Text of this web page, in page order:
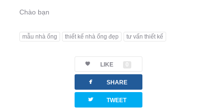
Chào bạn
mẫu nhà ống thiết kế nhà ống đẹp tư vấn thiết kế
LIKE 0
facebook SHARE
twitterbird TWEET